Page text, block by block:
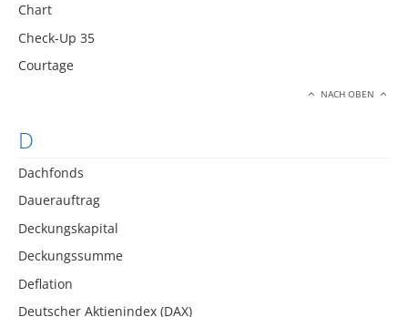
Chart
Check-Up 35
Courtage
NACH OBEN
D
Dachfonds
Dauerauftrag
Deckungskapital
Deckungssumme
Deflation
Deutscher Aktienindex (DAX)